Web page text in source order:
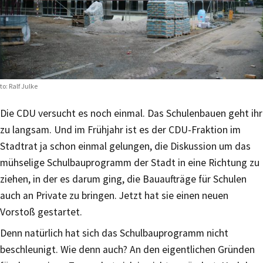
Ralf Julke
Die CDU versucht es noch einmal. Das Schulenbauen geht ihr
zu langsam. Und im Frühjahr ist es der CDU-Fraktion im
Stadtrat ja schon einmal gelungen, die Diskussion um das
mühselige Schulbauprogramm der Stadt in eine Richtung zu
ziehen, in der es darum ging, die Bauaufträge für Schulen
auch an Private zu bringen. Jetzt hat sie einen neuen
Vorstoß gestartet.
Denn natürlich hat sich das Schulbauprogramm nicht
beschleunigt. Wie denn auch? An den eigentlichen Gründen